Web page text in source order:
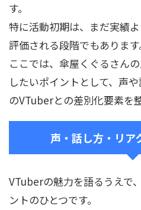
す。
特に活動初期は、まだ実績
評価される段階でもあります
ここでは、傘屋くぐるさん
したいポイントとして、声
のVTuberとの差別化要素を
声・話し方・リア
VTuberの魅力を語るうえで
ントのひとつです。